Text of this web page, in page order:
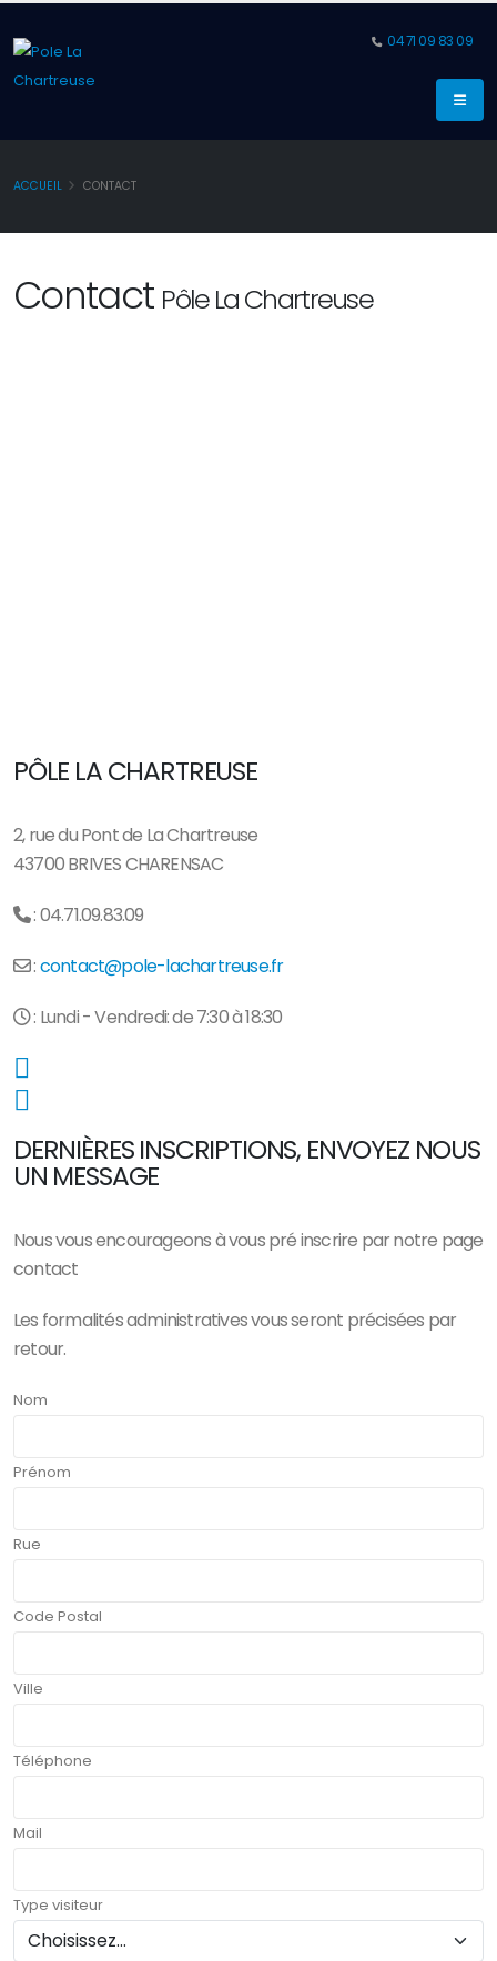
04 71 09 83 09
ACCUEIL CONTACT
Contact Pôle La Chartreuse
PÔLE LA CHARTREUSE
2, rue du Pont de La Chartreuse
43700 BRIVES CHARENSAC
: 04.71.09.83.09
:contact@pole-lachartreuse.fr
: Lundi - Vendredi: de 7:30 à 18:30
DERNIÈRES INSCRIPTIONS, ENVOYEZ NOUS
UN MESSAGE
Nous vous encourageons à vous pré inscrire par notre page
contact
Les formalités administratives vous seront précisées par
retour.
Nom
Prénom
Rue
Code Postal
Ville
Téléphone
Mail
Type visiteur